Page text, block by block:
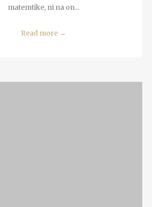
matemtike, ni na on...
Read more →